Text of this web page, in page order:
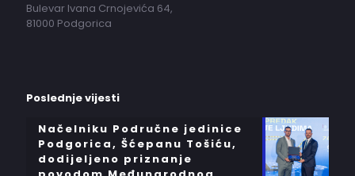
Bulevar Ivana Crnojevića 64,
81000 Podgorica
Poslednje vijesti
Načelniku Područne jedinice
Podgorica, Šćepanu Tošiću,
dodijeljeno priznanje